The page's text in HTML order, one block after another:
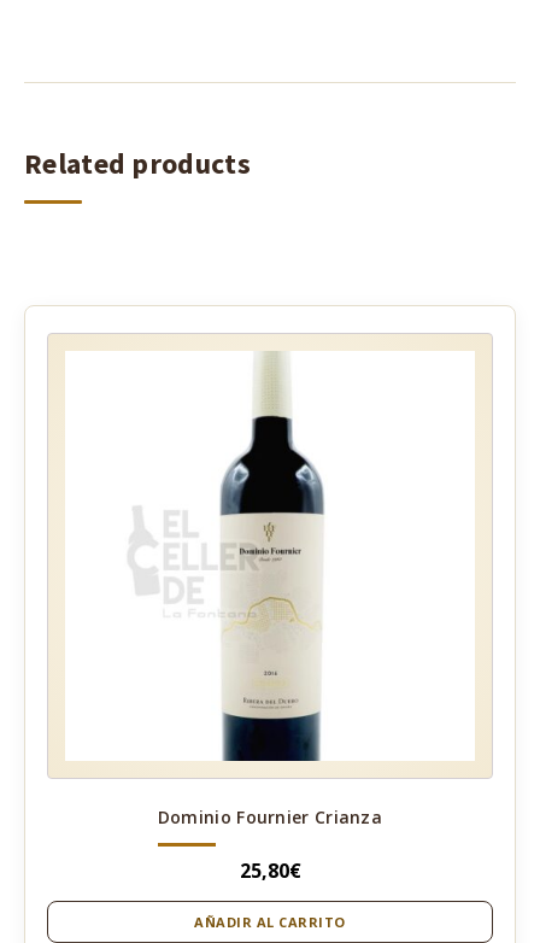
Related products
Dominio Fournier Crianza
25,80€
AÑADIR AL CARRITO